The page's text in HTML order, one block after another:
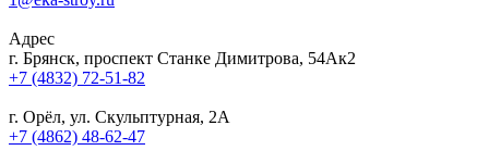
Адрес
г. Брянск, проспект Станке Димитрова, 54Ак2
+7 (4832) 72-51-82
г. Орёл, ул. Скульптурная, 2А
+7 (4862) 48-62-47